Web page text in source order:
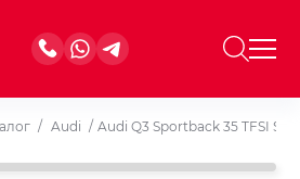
/ Audi / Audi Q3 Sportback 35 TFSI S